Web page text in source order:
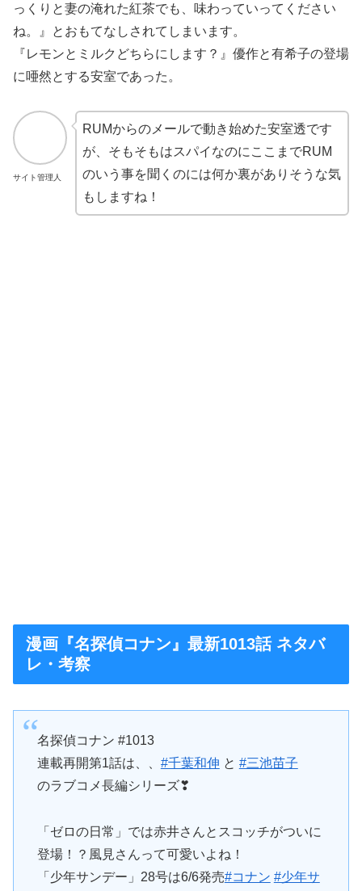
っくりと妻の淹れた紅茶でも、味わっていってください
ね。』とおもてなしされてしまいます。
『レモンとミルクどちらにします？』優作と有希子の登場
に唖然とする安室であった。
サイト管理人
RUMからのメールで動き始めた安室透です
が、そもそもはスパイなのにここまでRUM
のいう事を聞くのには何か裏がありそうな気
もしますね！
漫画『名探偵コナン』最新1013話 ネタバ
レ・考察
名探偵コナン #1013
連載再開第1話は、、 #千葉和伸 と #三池苗子
のラブコメ長編シリーズ❣
「ゼロの日常」では赤井さんとスコッチがついに
登場！？風見さんって可愛いよね！
「少年サンデー」28号は6/6発売#コナン #少年サ